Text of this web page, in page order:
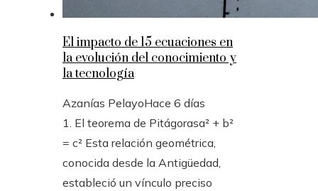
El impacto de 15 ecuaciones en
la evolución del conocimiento y
la tecnología
Azanías PelayoHace 6 días
1. El teorema de Pitágorasa² + b²
= c² Esta relación geométrica,
conocida desde la Antigüedad,
estableció un vínculo preciso